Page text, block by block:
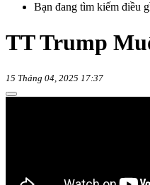
Bạn đang tìm kiếm điều
TT Trump
15 Tháng 04, 2025 17:37